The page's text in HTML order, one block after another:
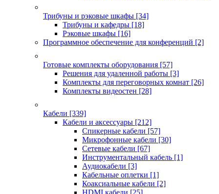
Трибуны и рэковые шкафы [34]
Трибуны и кафедры [18]
Рэковые шкафы [16]
Программное обеспечение для конференций [2]
Готовые комплекты оборудования [57]
Решения для удаленной работы [3]
Комплекты для переговорных комнат [26]
Комплекты видеостен [28]
Кабели [339]
Кабели и аксессуары [212]
Спикерные кабели [57]
Микрофонные кабели [30]
Сетевые кабели [67]
Инструментальный кабель [1]
Аудиокабели [3]
Кабельные оплетки [1]
Коаксиальные кабели [2]
HDMI кабели [25]